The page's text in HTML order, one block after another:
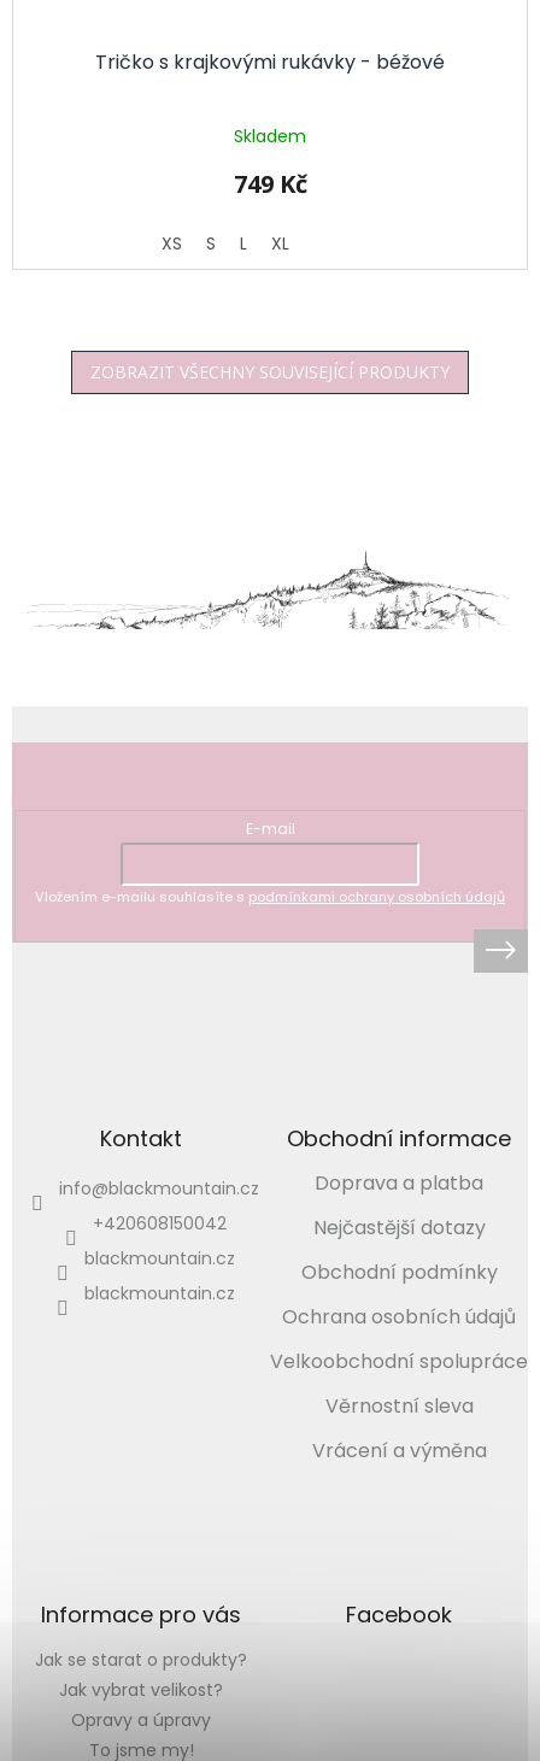
Tričko s krajkovými rukávky - béžové
Skladem
749 Kč
XS S L XL
ZOBRAZIT VŠECHNY SOUVISEJÍCÍ PRODUKTY
E-mail
Vložením e-mailu souhlasíte s podmínkami ochrany osobních údajů
Kontakt
info@blackmountain.cz
+420608150042
blackmountain.cz
blackmountain.cz
Obchodní informace
Doprava a platba
Nejčastější dotazy
Obchodní podmínky
Ochrana osobních údajů
Velkoobchodní spolupráce
Věrnostní sleva
Vrácení a výměna
Informace pro vás
Jak se starat o produkty?
Jak vybrat velikost?
Opravy a úpravy
To jsme my!
Facebook